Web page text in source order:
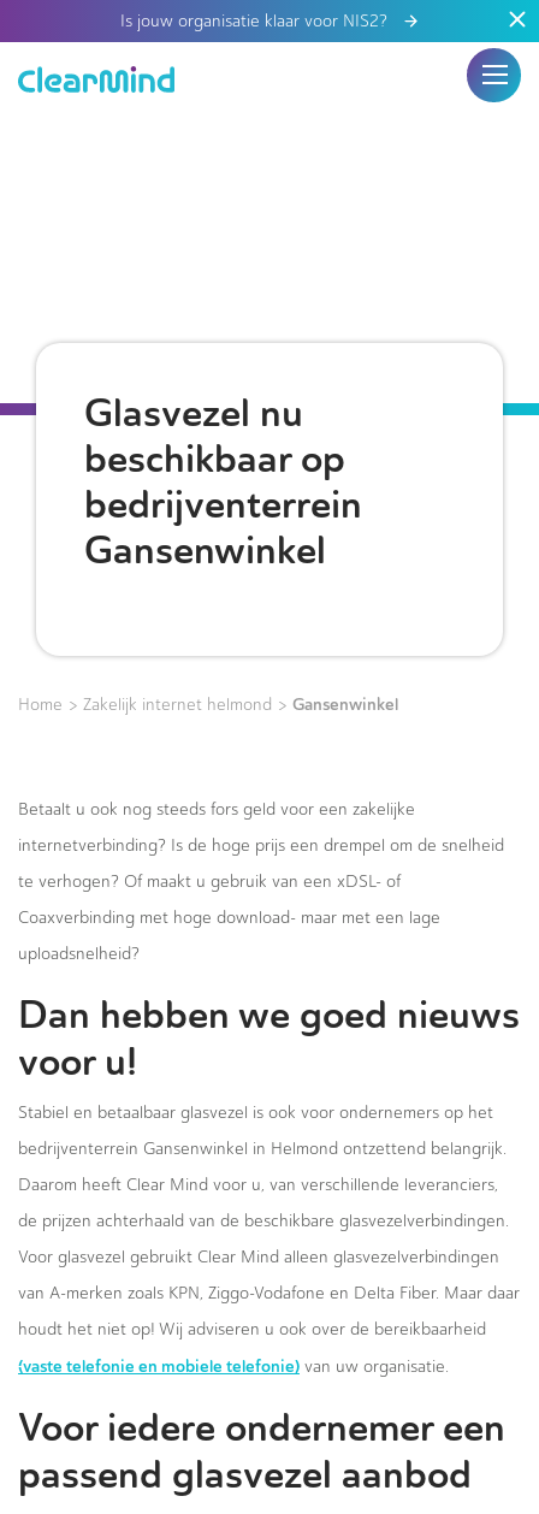
Is jouw organisatie klaar voor NIS2?
Glasvezel nu
beschikbaar op
bedrijventerrein
Gansenwinkel
Home > Zakelijk internet helmond > Gansenwinkel
Betaalt u ook nog steeds fors geld voor een zakelijke
internetverbinding? Is de hoge prijs een drempel om de snelheid
te verhogen? Of maakt u gebruik van een xDSL- of
Coaxverbinding met hoge download- maar met een lage
uploadsnelheid?
Dan hebben we goed nieuws
voor u!
Stabiel en betaalbaar glasvezel is ook voor ondernemers op het
bedrijventerrein Gansenwinkel in Helmond ontzettend belangrijk.
Daarom heeft Clear Mind voor u, van verschillende leveranciers,
de prijzen achterhaald van de beschikbare glasvezelverbindingen.
Voor glasvezel gebruikt Clear Mind alleen glasvezelverbindingen
van A-merken zoals KPN, Ziggo-Vodafone en Delta Fiber. Maar daar
houdt het niet op! Wij adviseren u ook over de bereikbaarheid
(vaste telefonie en mobiele telefonie) van uw organisatie.
Voor iedere ondernemer een
passend glasvezel aanbod